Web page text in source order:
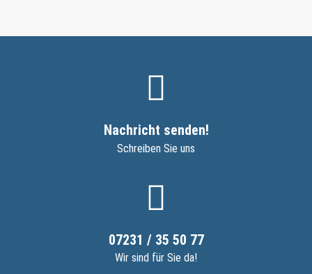
Nachricht senden!
Schreiben Sie uns
07231 / 35 50 77
Wir sind für Sie da!